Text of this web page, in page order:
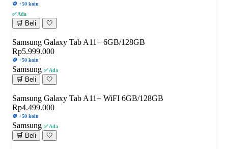
🪙 +50 koin
✅ Ada
🛒 Beli 🤍
Samsung Galaxy Tab A11+ 6GB/128GB
Rp5.999.000
🪙 +50 koin
Samsung ✅ Ada
🛒 Beli 🤍
Samsung Galaxy Tab A11+ WiFI 6GB/128GB
Rp4.499.000
🪙 +50 koin
Samsung ✅ Ada
🛒 Beli 🤍